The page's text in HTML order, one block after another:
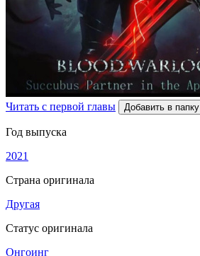
Читать с первой главы Добавить в папку
Год выпуска
2021
Страна оригинала
Другая
Статус оригинала
Онгоинг